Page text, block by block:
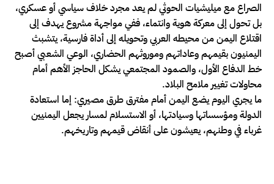
الصراع مع ميليشيات الحوثي لم يعد مجرد خلاف سياسي أو عسكري،
بل تحول إلى معركة هوية وانتماء، ففي مواجهة مشروع يهدف إلى
اقتلاع اليمن من محيطه العربي وتحويله إلى أداة فارسية، يتشبث
اليمنيون بقيمهم وعاداتهم وموروثهم الحضاري، الوعي الشعبي أصبح
خط الدفاع الأول، والصمود المجتمعي يشكل الحاجز الأهم أمام
محاولات تغيير ملامح البلاد.
ما يجري اليوم يضع اليمن أمام مفترق طرق مصيري: إما استعادة
الدولة ومؤسساتها وسيادتها، أو الاستسلام لمسار يجعل اليمنيين
غرباء في وطنهم، يعيشون على أنقاض قيمهم وتاريخهم.